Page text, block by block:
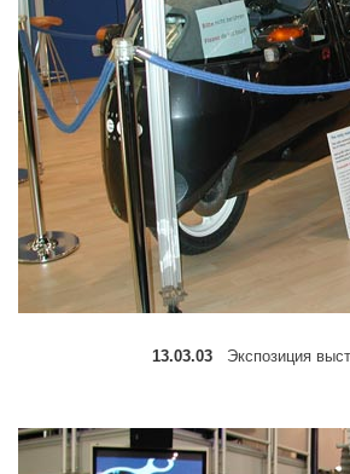
13.03.03 Экспозиция